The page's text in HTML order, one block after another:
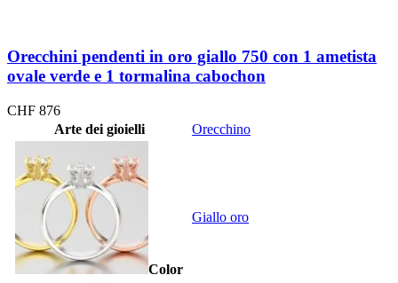
Orecchini pendenti in oro giallo 750 con 1 ametista
ovale verde e 1 tormalina cabochon
CHF 876
Arte dei gioielli
Orecchino
Color
Giallo oro